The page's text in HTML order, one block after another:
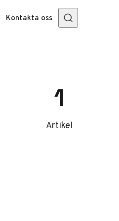
Kontakta oss
1
Artikel